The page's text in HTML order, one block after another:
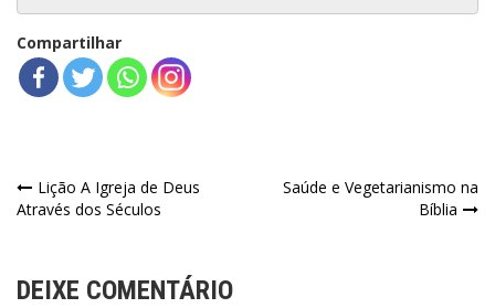
Compartilhar
Navegação
Lição A Igreja de Deus
Através dos Séculos
Saúde e Vegetarianismo na
Bíblia
DEIXE COMENTÁRIO